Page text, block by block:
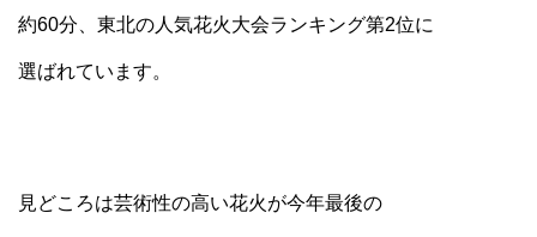
約60分、東北の人気花火大会ランキング第2位に
選ばれています。
見どころは芸術性の高い花火が今年最後の